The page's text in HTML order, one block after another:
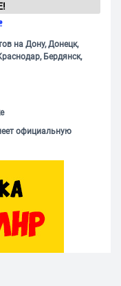
на Дону, Донецк,
Бердянск,
официальную